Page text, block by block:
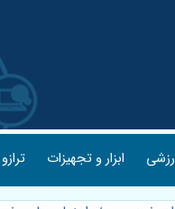
ابزار و تجهیزات ترازو